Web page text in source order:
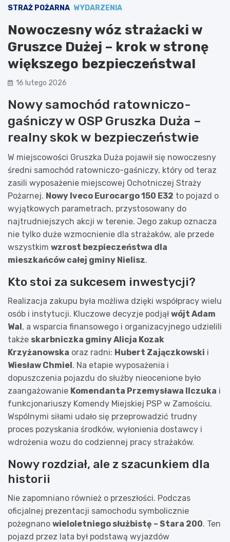
STRAŻ POŻARNA WYDARZENIA
Nowoczesny wóz strażacki w
Gruszce Dużej – krok w stronę
większego bezpieczeństwa!
16 lutego 2026
Nowy samochód ratowniczo-
gaśniczy w OSP Gruszka Duża –
realny skok w bezpieczeństwie
W miejscowości Gruszka Duża pojawił się nowoczesny
średni samochód ratowniczo-gaśniczy, który od teraz
zasili wyposażenie miejscowej Ochotniczej Straży
Pożarnej. Nowy Iveco Eurocargo 150 E32 to pojazd o
wyjątkowych parametrach, przystosowany do
najtrudniejszych akcji w terenie. Jego zakup oznacza
nie tylko duże wzmocnienie dla strażaków, ale przede
wszystkim wzrost bezpieczeństwa dla
mieszkańców całej gminy Nielisz.
Kto stoi za sukcesem inwestycji?
Realizacja zakupu była możliwa dzięki współpracy wielu
osób i instytucji. Kluczowe decyzje podjął wójt Adam
Wal, a wsparcia finansowego i organizacyjnego udzielili
także skarbniczka gminy Alicja Kozak
Krzyżanowska oraz radni: Hubert Zajączkowski i
Wiesław Chmiel. Na etapie wyposażenia i
dopuszczenia pojazdu do służby nieocenione było
zaangażowanie Komendanta Przemysława Ilczuka i
funkcjonariuszy Komendy Miejskiej PSP w Zamościu.
Wspólnymi siłami udało się przeprowadzić trudny
proces pozyskania środków, wyłonienia dostawcy i
wdrożenia wozu do codziennej pracy strażaków.
Nowy rozdział, ale z szacunkiem dla
historii
Nie zapomniano również o przeszłości. Podczas
oficjalnej prezentacji samochodu symbolicznie
pożegnano wieloletniego służbistę – Stara 200. Ten
pojazd przez lata był podstawą wyjazdów